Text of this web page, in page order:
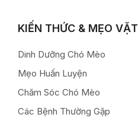
KIẾN THỨC & MẸO VẶT
Dinh Dưỡng Chó Mèo
Mẹo Huấn Luyện
Chăm Sóc Chó Mèo
Các Bệnh Thường Gặp